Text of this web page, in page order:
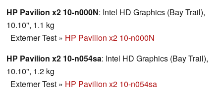
HP Pavilion x2 10-n000N: Intel HD Graphics (Bay Trail),
10.10", 1.1 kg
Externer Test » HP Pavilion x2 10-n000N
HP Pavilion x2 10-n054sa: Intel HD Graphics (Bay Trail),
10.10", 1.2 kg
Externer Test » HP Pavilion x2 10-n054sa